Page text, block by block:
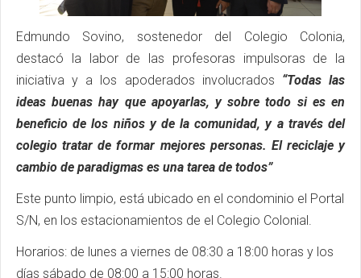
Edmundo Sovino, sostenedor del Colegio Colonia,
destacó la labor de las profesoras impulsoras de la
iniciativa y a los apoderados involucrados “Todas las
ideas buenas hay que apoyarlas, y sobre todo si es en
beneficio de los niños y de la comunidad, y a través del
colegio tratar de formar mejores personas. El reciclaje y
cambio de paradigmas es una tarea de todos”
Este punto limpio, está ubicado en el condominio el Portal
S/N, en los estacionamientos de el Colegio Colonial.
Horarios: de lunes a viernes de 08:30 a 18:00 horas y los
días sábado de 08:00 a 15:00 horas.